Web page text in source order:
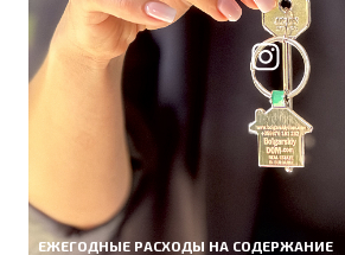
ЕЖЕГОДНЫЕ РАСХОДЫ НА СОДЕРЖАНИЕ